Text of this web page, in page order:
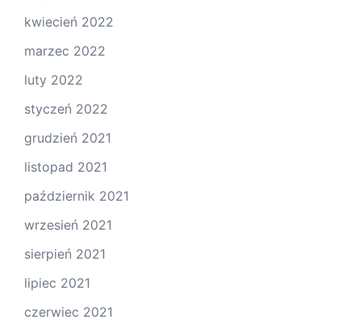
kwiecień 2022
marzec 2022
luty 2022
styczeń 2022
grudzień 2021
listopad 2021
październik 2021
wrzesień 2021
sierpień 2021
lipiec 2021
czerwiec 2021